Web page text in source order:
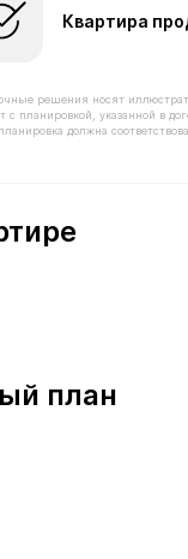
Квартира
решения носят
с планировкой, указанной в
должна
план